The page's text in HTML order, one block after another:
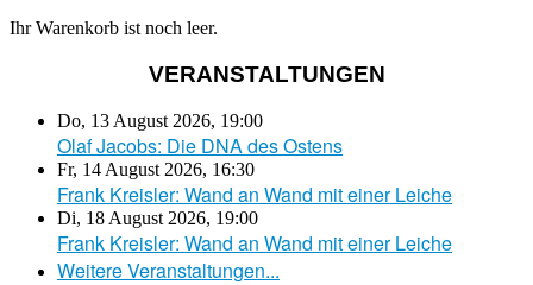
Ihr Warenkorb ist noch leer.
VERANSTALTUNGEN
Do, 13 August 2026, 19:00
Olaf Jacobs: Die DNA des Ostens
Fr, 14 August 2026, 16:30
Frank Kreisler: Wand an Wand mit einer Leiche
Di, 18 August 2026, 19:00
Frank Kreisler: Wand an Wand mit einer Leiche
Weitere Veranstaltungen...